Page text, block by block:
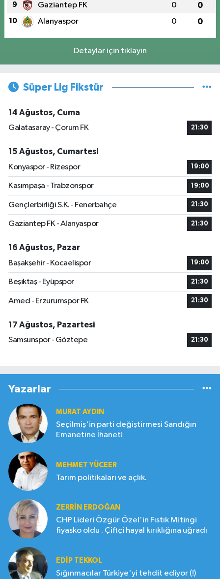
9 Gaziantep FK 0 0
10 Alanyaspor 0 0
Detaylar için tıklayın
Süper Lig Fikstür
14 Ağustos, Cuma
Galatasaray - Çorum FK
21:30
15 Ağustos, Cumartesi
Konyaspor - Rizespor
19:00
Kasımpaşa - Trabzonspor 19:00
Gençlerbirliği S.K. - Fenerbahçe 21:30
Gaziantep FK - Alanyaspor 21:30
16 Ağustos, Pazar
Başakşehir - Kocaelispor
19:00
Beşiktaş - Eyüpspor 21:30
Amed - Erzurumspor FK 21:30
17 Ağustos, Pazartesi
Samsunspor - Göztepe
21:30
Yazarlar
MURAT AYDIN
Seçilmiş'in parti değiştirmesi Sandığın
Emanetine İhanet!
MEHMET YÜCEER
Tarım politikaları ve açlık.
ZERRIN ERDOĞAN
CHP Lideri Özgür Özel'in Fıstık Mitingi
fiyasko oldu . Çiftçi hayal kırıklığına uğradı
EDIP TEKKOL
Sığınmacılar Türkiye'yi tehdit ediyor (!)